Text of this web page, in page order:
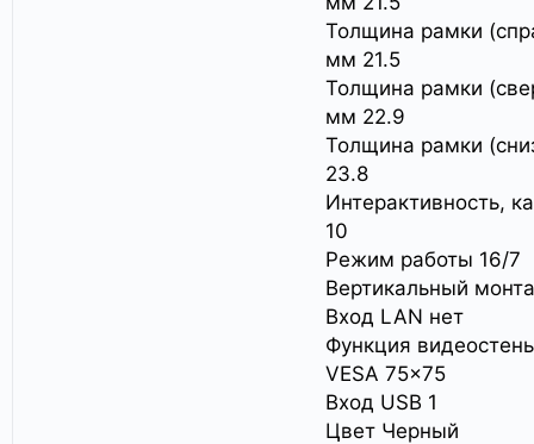
Толщина рамки
мм 21.5
Толщина рамки
мм 22.9
Толщина рамки
23.8
Интерактивность,
10
Режим работы 16/7
Вертикальный
Вход LAN нет
Функция
VESA 75×75
Вход USB 1
Цвет Черный